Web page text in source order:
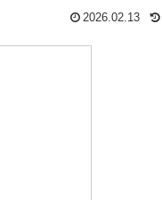
2026.02.13